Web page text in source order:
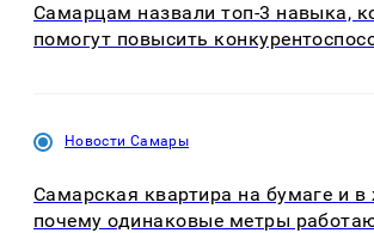
Самарцам назвали топ-3 навыка,
помогут повысить
Новости Самары
Самарская квартира на бумаге и в
почему одинаковые метры